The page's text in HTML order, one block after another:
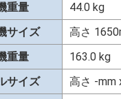
重量
44.0 kg
サイズ
高さ
重量
163.0 kg
サイズ
高さ -mm